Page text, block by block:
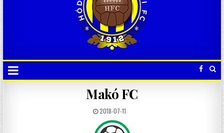
Makó FC
2018-07-11